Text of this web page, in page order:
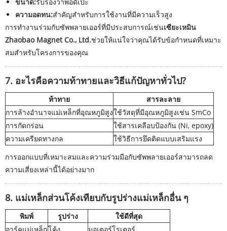
ความอดทน:สำคัญสำหรับการใช้งานที่มีความเร็วสูง
การทำงานร่วมกับซัพพลายเออร์ที่มีประสบการณ์เช่นเซียะเหมิน
Zhaobao Magnet Co., Ltd.ช่วยให้แน่ใจว่าคุณได้รับข้อกำหนดที่เหมาะ
สมสำหรับโครงการของคุณ
7. อะไรคือความท้าทายและวิธีแก้ปัญหาทั่วไป?
ท้าทาย
สารละลาย
การล้างอำนาจแม่เหล็กที่อุณหภูมิสูงใช้วัสดุที่มีอุณหภูมิสูงเช่น SmCo
การกัดกร่อน
ใช้สารเคลือบป้องกัน (Ni, epoxy)
ความเครียดทางกล
ใช้วิธีการยึดติดแบบเสริมแรง
การออกแบบที่เหมาะสมและความร่วมมือกับซัพพลายเออร์สามารถลด
ความเสี่ยงเหล่านี้ได้อย่างมาก
8. แม่เหล็กส่วนโค้งเทียบกับรูปร่างแม่เหล็กอื่น ๆ
พิมพ์ รูปร่าง
ใช้ดีที่สุด